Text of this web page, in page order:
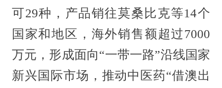
可29种，产品销往莫桑比克等14个
国家和地区，海外销售额超过7000
万元，形成面向“一带一路”沿线国家
新兴国际市场，推动中医药“借澳出